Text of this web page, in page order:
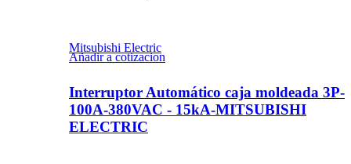
Mitsubishi Electric
Añadir a cotizacion
Interruptor Automático caja moldeada 3P-
100A-380VAC - 15kA-MITSUBISHI
ELECTRIC